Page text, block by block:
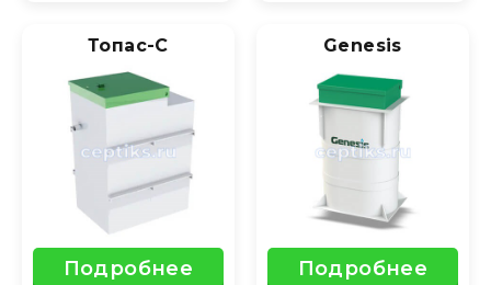
Топас-С
Подробнее
Genesis
Подробнее